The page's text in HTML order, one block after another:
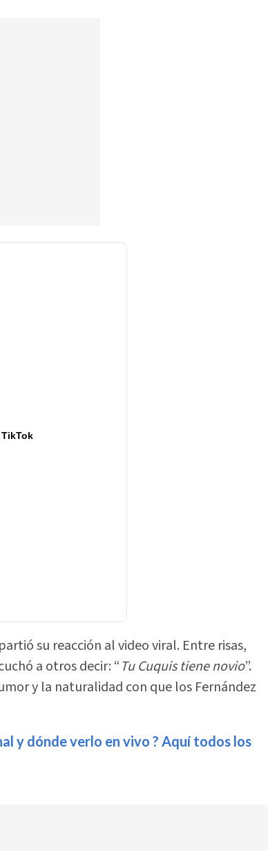
su reacción al video viral. Entre risas,
a otros decir: “Tu Cuquis tiene novio”.
y la naturalidad con que los Fernández
y dónde verlo en vivo ? Aquí todos los